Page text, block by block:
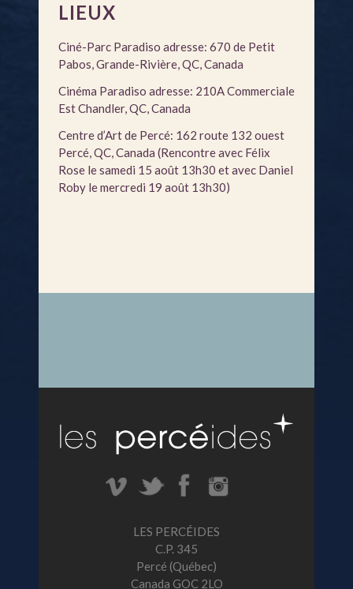
LIEUX
Ciné-Parc Paradiso adresse: 670 de Petit
Pabos, Grande-Rivière, QC, Canada
Cinéma Paradiso adresse: 210A Commerciale
Est Chandler, QC, Canada
Centre d’Art de Percé: 162 route 132 ouest
Percé, QC, Canada (Rencontre avec Félix
Rose le samedi 15 août 13h30 et avec Daniel
Roby le mercredi 19 août 13h30)
LES PERCÉIDES
C.P. 345
Percé (Québec)
Canada GOC 2LO